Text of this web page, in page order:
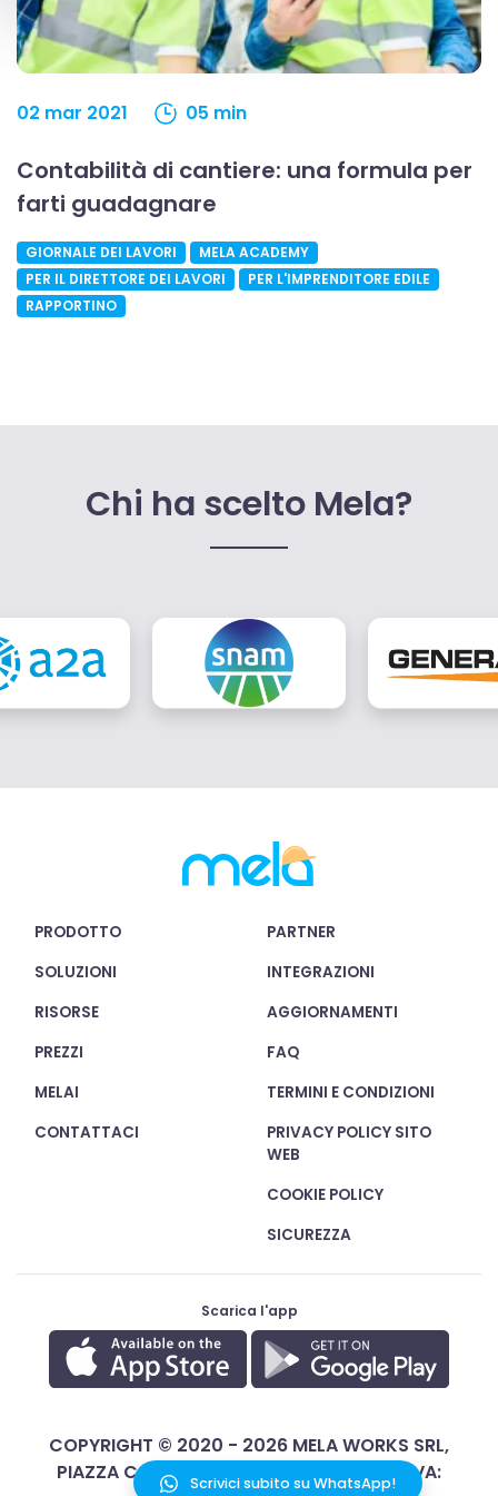
02 mar 2021 05 min
Contabilità di cantiere: una formula per
farti guadagnare
GIORNALE DEI LAVORI
MELA ACADEMY
PER IL DIRETTORE DEI LAVORI
PER L'IMPRENDITORE EDILE
RAPPORTINO
Chi ha scelto Mela?
PRODOTTO
SOLUZIONI
RISORSE
PREZZI
MELAI
CONTATTACI
PARTNER
INTEGRAZIONI
AGGIORNAMENTI
FAQ
TERMINI E CONDIZIONI
PRIVACY POLICY SITO
WEB
COOKIE POLICY
SICUREZZA
Scarica l'app
COPYRIGHT © 2020 - 2026 MELA WORKS SRL,
PIAZZA CASTELLO 26, 20121 MILANO - P. IVA:
Scrivici subito su WhatsApp!